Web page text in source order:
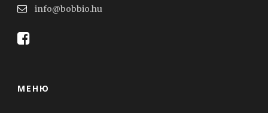
info@bobbio.hu
МЕНЮ